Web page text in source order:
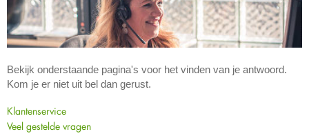
Bekijk onderstaande pagina's voor het vinden van je antwoord.
Kom je er niet uit bel dan gerust.
Klantenservice
Veel gestelde vragen